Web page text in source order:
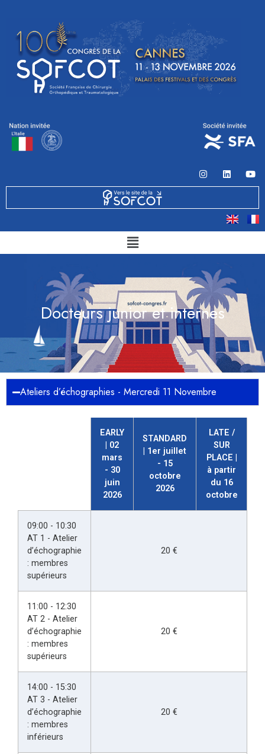
Docteurs junior et internes
Ateliers d’échographies - Mercredi 11 Novembre
EARLY
| 02
mars
- 30
juin
2026
STANDARD
| 1er juillet
- 15
octobre
2026
LATE /
SUR
PLACE |
à partir
du 16
octobre
09:00 - 10:30
AT 1 - Atelier
d’échographie
: membres
supérieurs
20 €
11:00 - 12:30
AT 2 - Atelier
d’échographie
: membres
supérieurs
20 €
14:00 - 15:30
AT 3 - Atelier
d’échographie
: membres
inférieurs
20 €